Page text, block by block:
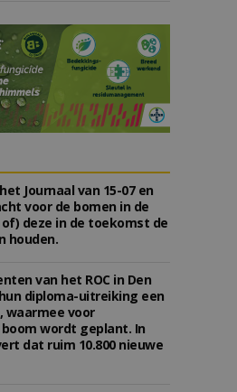
Journaal van 15-07 en
voor de bomen in de
deze in de toekomst de
houden.
van het ROC in Den
diploma-uitreiking een
voor
wordt geplant. In
dat ruim 10.800 nieuwe